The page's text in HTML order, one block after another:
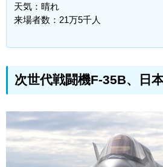
天気：晴れ
来場者数：21万5千人
次世代戦闘機F-35B、日